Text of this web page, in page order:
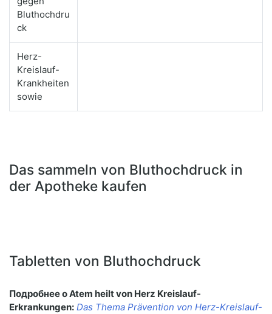
Bluthochdru
ck
Herz-
Kreislauf-
Krankheiten
sowie
Das sammeln von Bluthochdruck in
der Apotheke kaufen
Tabletten von Bluthochdruck
Подробнее о Atem heilt von Herz Kreislauf-
Erkrankungen: Das Thema Prävention von Herz-Kreislauf-